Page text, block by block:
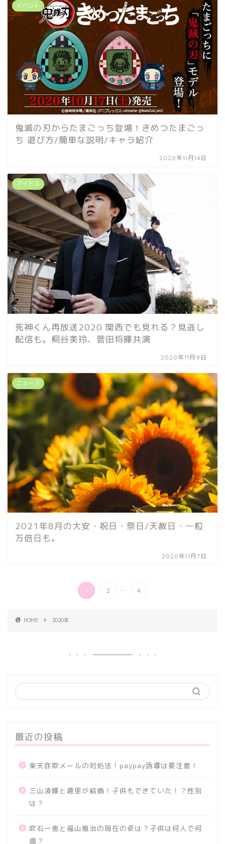
イベント
鬼滅の刃からたまごっち登場！きめつたまごっ
ち 遊び方/簡単な説明/キャラ紹介
2020年11月14日
アイドル
死神くん再放送2020 関西でも見れる？見逃し
配信も。桐谷美玲、菅田将暉共演
2020年11月9日
ニュース
2021年8月の大安・祝日・祭日/天赦日・一粒
万倍日も。
2020年11月7日
1 2 ... 4
HOME 2020年
最近の投稿
楽天詐欺メールの対処法！paypay誘導は要注意！
三山凌輝と趣里が結婚！子供もできていた！？性別
は？
吹石一恵と福山雅治の現在の姿は？子供は何人で何
歳？